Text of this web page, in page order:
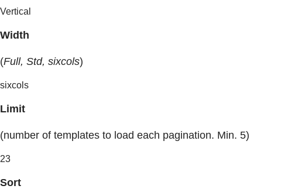
Vertical
Width
(Full, Std, sixcols)
sixcols
Limit
(number of templates to load each pagination. Min. 5)
23
Sort